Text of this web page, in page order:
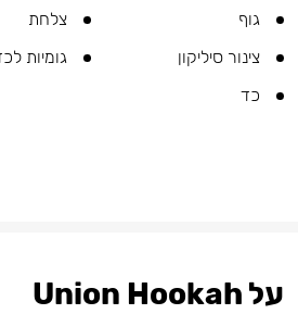
גוף
צלחת
צינור סיליקון
גומיות
כד
על Union Hookah